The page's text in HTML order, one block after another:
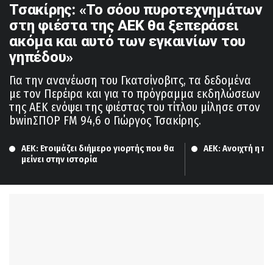
Τσακίρης: «Το σόου πυροτεχνημάτων
στη φιέστα της ΑΕΚ θα ξεπεράσει
ακόμα και αυτό των εγκαινίων του
γηπέδου»
Για την ανανέωση του Γκατσίνοβιτς, τα δεδομένα
με τον Περέιρα και για το πρόγραμμα εκδηλώσεων
της ΑΕΚ ενόψει της φιέστας του τίτλου μίλησε στον
bwinΣΠΟΡ FM 94,6 o Γιώργος Τσακίρης.
ΑΕΚ: Ετοιμάζει διήμερο γιορτής που θα
μείνει στην ιστορία
ΑΕΚ: Ανοιχτή η